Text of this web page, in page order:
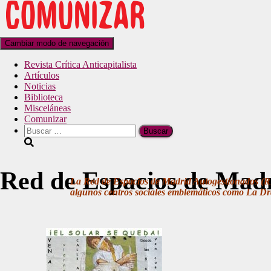
Cambiar modo de navegación
Revista Crítica Anticapitalista
Artículos
Noticias
Biblioteca
Misceláneas
Comunizar
Red de Espacios de
La Red de Espacios de Madrid Autogestionados
algunos centros sociales emblemáticos como La